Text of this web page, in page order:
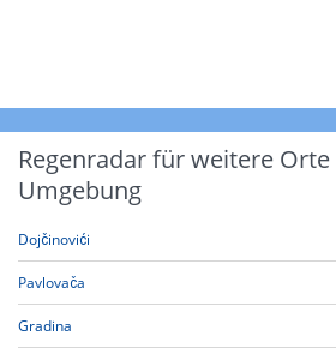
Regenradar für weitere
Umgebung
Dojčinovići
Pavlovača
Gradina